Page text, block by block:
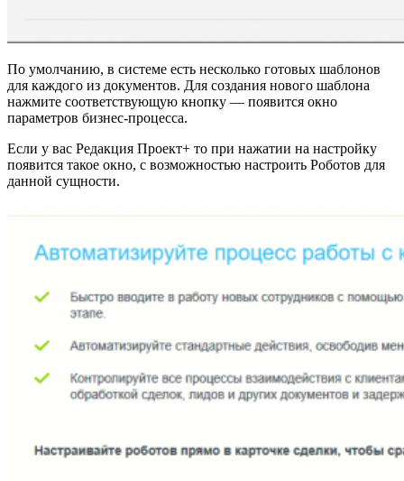
По умолчанию, в системе есть несколько готовых шаблонов
для каждого из документов. Для создания нового шаблона
нажмите соответствующую кнопку — появится окно
параметров бизнес-процесса.
Если у вас Редакция Проект+ то при нажатии на настройку
появится такое окно, с возможностью настроить Роботов для
данной сущности.